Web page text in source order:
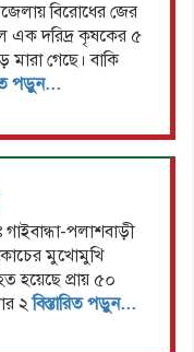
বিরোধের জের
এক দরিদ্র কৃষকের ৫
গেছে। বাকি
পড়ুন...
পলাশবাড়ী
মুখোমুখি
হয়েছে প্রায় ৫০
২বিস্তারিত পড়ুন...